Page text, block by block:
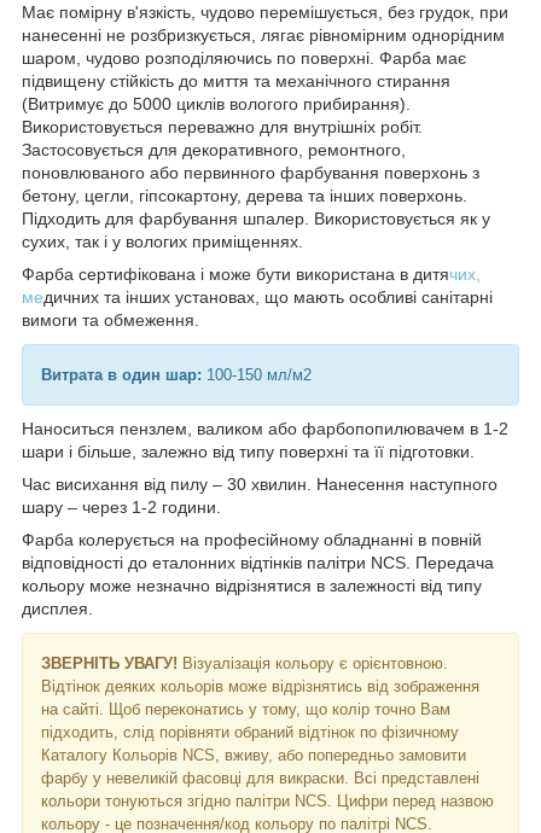
Має помірну в'язкість, чудово перемішується, без грудок, при
нанесенні не розбризкується, лягає рівномірним однорідним
шаром, чудово розподіляючись по поверхні. Фарба має
підвищену стійкість до миття та механічного стирання
(Витримує до 5000 циклів вологого прибирання).
Використовується переважно для внутрішніх робіт.
Застосовується для декоративного, ремонтного,
поновлюваного або первинного фарбування поверхонь з
бетону, цегли, гіпсокартону, дерева та інших поверхонь.
Підходить для фарбування шпалер. Використовується як у
сухих, так і у вологих приміщеннях.
Фарба сертифікована і може бути використана в дитячих,
медичних та інших установах, що мають особливі санітарні
вимоги та обмеження.
Витрата в один шар: 100-150 мл/м2
Наноситься пензлем, валиком або фарбопопилювачем в 1-2
шари і більше, залежно від типу поверхні та її підготовки.
Час висихання від пилу – 30 хвилин. Нанесення наступного
шару – через 1-2 години.
Фарба колерується на професійному обладнанні в повній
відповідності до еталонних відтінків палітри NCS. Передача
кольору може незначно відрізнятися в залежності від типу
дисплея.
ЗВЕРНІТЬ УВАГУ! Візуалізація кольору є орієнтовною.
Відтінок деяких кольорів може відрізнятись від зображення
на сайті. Щоб переконатись у тому, що колір точно Вам
підходить, слід порівняти обраний відтінок по фізичному
Каталогу Кольорів NCS, вживу, або попередньо замовити
фарбу у невеликій фасовці для викраски. Всі представлені
кольори тонуються згідно палітри NCS. Цифри перед назвою
кольору - це позначення/код кольору по палітрі NCS.